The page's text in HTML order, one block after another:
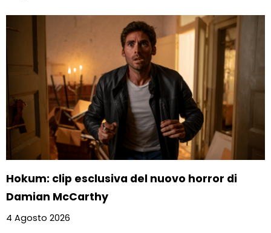
Hokum: clip esclusiva del nuovo horror di
Damian McCarthy
4 Agosto 2026